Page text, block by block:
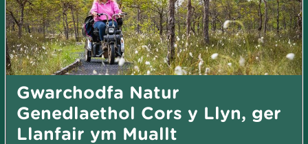
Gwarchodfa Natur
Genedlaethol Cors y Llyn, ger
Llanfair ym Muallt